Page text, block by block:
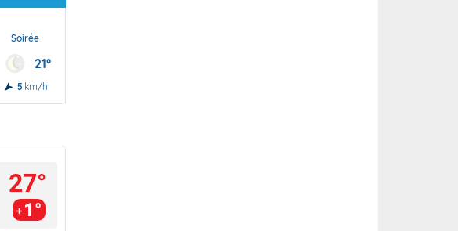
Soirée
21°
5 km/h
27°
1°